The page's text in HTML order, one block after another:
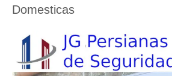
Domesticas